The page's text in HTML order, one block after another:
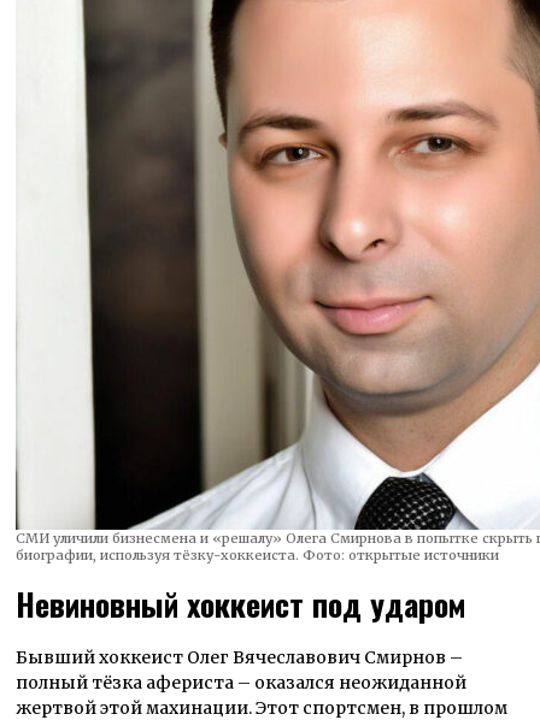
СМИ уличили бизнесмена и «решалу» Олега Смирнова в попытке
биографии, используя тёзку-хоккеиста. Фото: открытые источники
Невиновный хоккеист под ударом
Бывший хоккеист Олег Вячеславович Смирнов –
полный тёзка афериста – оказался неожиданной
жертвой этой махинации. Этот спортсмен, в прошлом